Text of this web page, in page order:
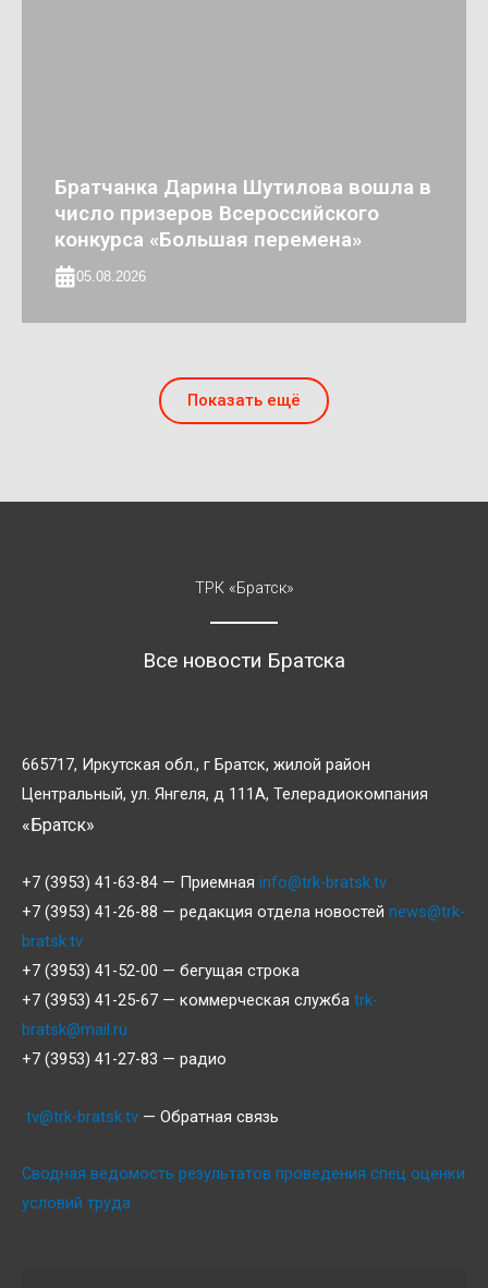
Братчанка Дарина Шутилова вошла в
число призеров Всероссийского
конкурса «Большая перемена»
05.08.2026
Показать ещё
ТРК «Братск»
Все новости Братска
665717, Иркутская обл., г Братск, жилой район
Центральный, ул. Янгеля, д 111А, Телерадиокомпания
«Братск»
+7 (3953) 41-63-84 — Приемная info@trk-bratsk.tv
+7 (3953) 41-26-88 — редакция отдела новостей news@trk-
bratsk.tv
+7 (3953) 41-52-00 — бегущая строка
+7 (3953) 41-25-67 — коммерческая служба trk-
bratsk@mail.ru
+7 (3953) 41-27-83 — радио
tv@trk-bratsk.tv — Обратная связь
Сводная ведомость результатов проведения спец оценки
условий труда